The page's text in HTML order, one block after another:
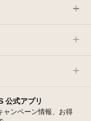
公式アプリ
ャンペーン情報、お得